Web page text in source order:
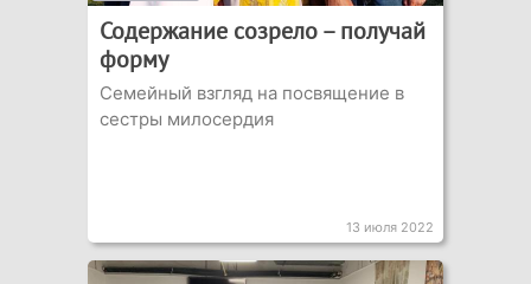
Содержание созрело – получай
форму
Семейный взгляд на посвящение в
сестры милосердия
13 июля 2022